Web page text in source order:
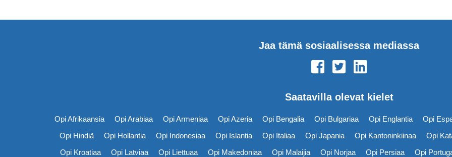
Jaa tämä sosiaalisessa mediassa
Saatavilla olevat kielet
Opi Afrikaansia Opi Arabiaa Opi Armeniaa Opi Azeria Opi Bengalia Opi Bulgariaa Opi Englantia
Opi
Opi Hindiä
Opi Hollantia Opi Indonesiaa Opi Islantia Opi Italiaa Opi Japania Opi Kantoninkiinaa
Opi
Opi Kroatiaa
Opi Latviaa Opi Liettuaa Opi Makedoniaa Opi Malaijia Opi Norjaa Opi Persiaa
Opi